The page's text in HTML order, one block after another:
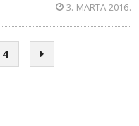
3. MARTA 2016.
4